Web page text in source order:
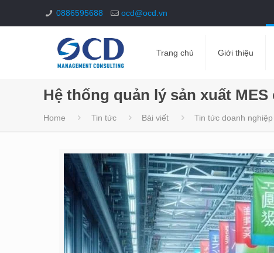
0886595688 ocd@ocd.vn
Trang chủ Giới thiệu
Hệ thống quản lý sản xuất MES
Home Tin tức Bài viết Tin tức doanh nghiệp